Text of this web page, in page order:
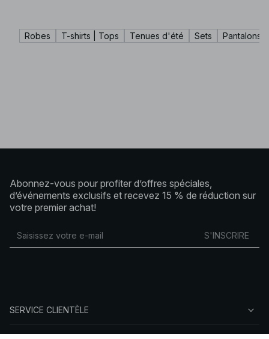
Robes T-shirts | Tops Tenues d'été Sets Pantalons
Abonnez-vous pour profiter d’offres spéciales,
d’événements exclusifs et recevez 15 % de réduction sur
votre premier achat!
S'INSCRIRE
SERVICE CLIENTÈLE